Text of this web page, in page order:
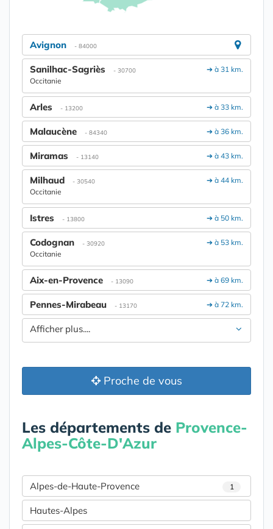
Avignon - 84000
➔ à 31 km.
Sanilhac-Sagriès - 30700
Occitanie
➔ à 33 km.
Arles - 13200
➔ à 36 km.
Malaucène - 84340
➔ à 43 km.
Miramas - 13140
➔ à 44 km.
Milhaud - 30540
Occitanie
➔ à 50 km.
Istres - 13800
➔ à 53 km.
Codognan - 30920
Occitanie
➔ à 69 km.
Aix-en-Provence - 13090
➔ à 72 km.
Pennes-Mirabeau - 13170
Afficher plus....
Proche de vous
Les départements de Provence-
Alpes-Côte-D'Azur
Alpes-de-Haute-Provence 1
Hautes-Alpes